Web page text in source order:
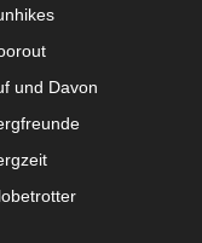
und Davon